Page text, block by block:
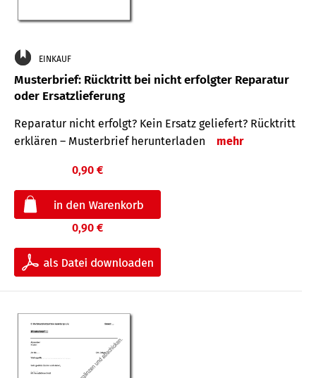
EINKAUF
Musterbrief: Rücktritt bei nicht erfolgter Reparatur
oder Ersatzlieferung
Reparatur nicht erfolgt? Kein Ersatz geliefert? Rücktritt
erklären – Musterbrief herunterladen
mehr
0,90 €
0,90 €